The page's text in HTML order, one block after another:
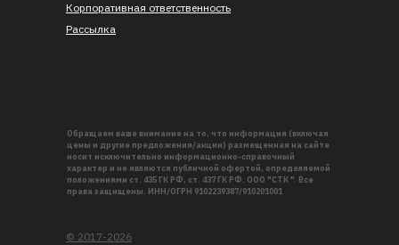
© 2017-2026
Обращаем ваше внимание на то, что информация (включая
цены и другие предложения/акции) размещенная на сайте
носит исключительно информационно-справочный
характер и не являются публичной офертой, определяемой
положениями ст. 435 ГК РФ, ст. 437 ГК РФ. ООО "СТК ". Все
права защищены. ИНН/ОГРН 9102239387/910201001
Корпоративная ответственность
Рассылка